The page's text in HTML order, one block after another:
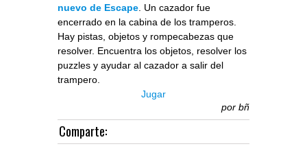
nuevo de Escape. Un cazador fue
encerrado en la cabina de los tramperos.
Hay pistas, objetos y rompecabezas que
resolver. Encuentra los objetos, resolver los
puzzles y ayudar al cazador a salir del
trampero.
Jugar
por bñ
Comparte: